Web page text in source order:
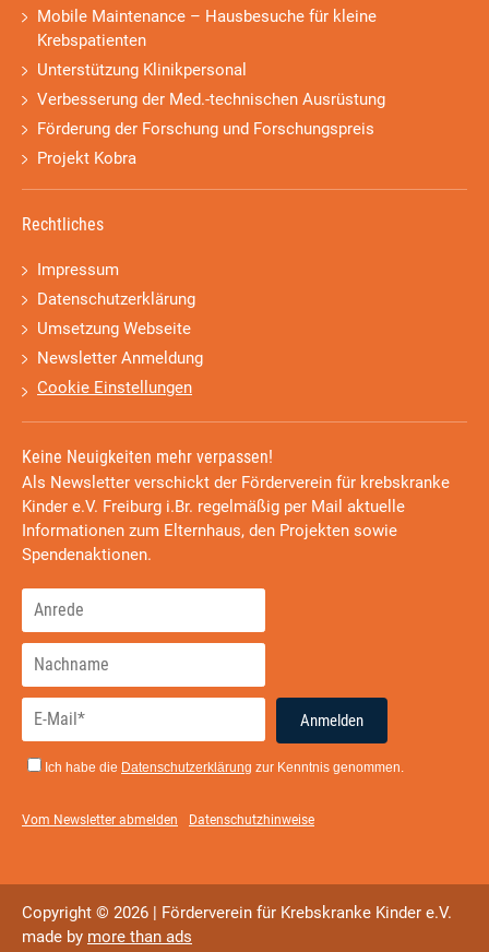
Mobile Maintenance – Hausbesuche für kleine
Krebspatienten
Unterstützung Klinikpersonal
Verbesserung der Med.-technischen Ausrüstung
Förderung der Forschung und Forschungspreis
Projekt Kobra
Rechtliches
Impressum
Datenschutzerklärung
Umsetzung Webseite
Newsletter Anmeldung
Cookie Einstellungen
Keine Neuigkeiten mehr verpassen!
Als Newsletter verschickt der Förderverein für krebskranke
Kinder e.V. Freiburg i.Br. regelmäßig per Mail aktuelle
Informationen zum Elternhaus, den Projekten sowie
Spendenaktionen.
Anmelden
Ich habe die Datenschutzerklärung zur Kenntnis genommen.
Vom Newsletter abmelden Datenschutzhinweise
Copyright © 2026 | Förderverein für Krebskranke Kinder e.V.
made by more than ads